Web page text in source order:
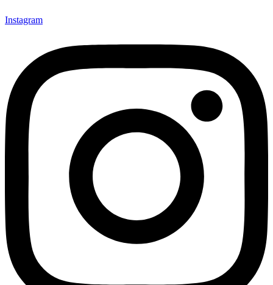
Instagram